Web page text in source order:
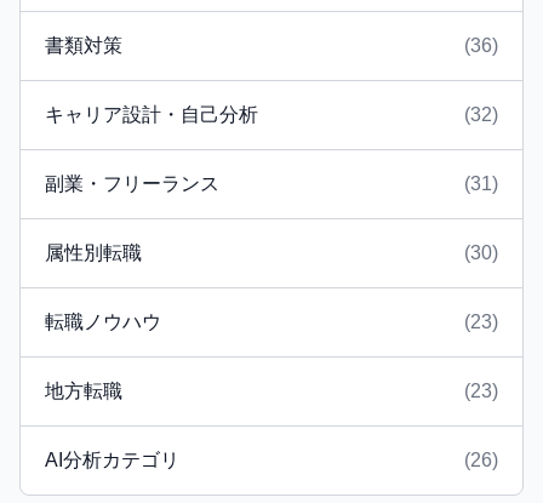
書類対策 (36)
キャリア設計・自己分析 (32)
副業・フリーランス (31)
属性別転職 (30)
転職ノウハウ (23)
地方転職 (23)
AI分析カテゴリ (26)